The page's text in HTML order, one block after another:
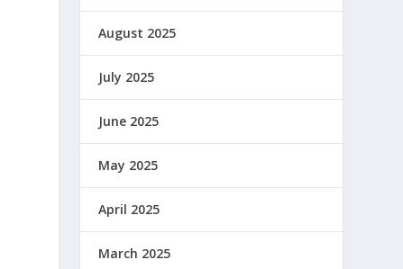
August 2025
July 2025
June 2025
May 2025
April 2025
March 2025